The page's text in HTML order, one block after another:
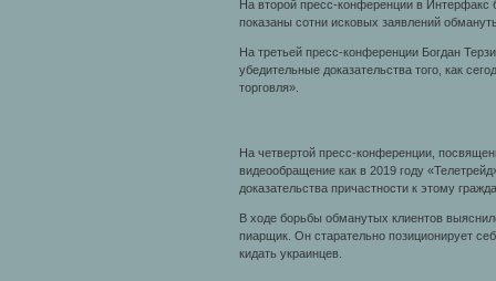
На второй пресс-конференции в
показаны сотни исковых заявлений
На третьей пресс-конференции Богдан
убедительные доказательства того, как
торговля».
На четвертой пресс-конференции,
видеообращение как в 2019 году
доказательства причастности к этому
В ходе борьбы обманутых клиентов
пиарщик. Он старательно позиционирует
кидать украинцев.